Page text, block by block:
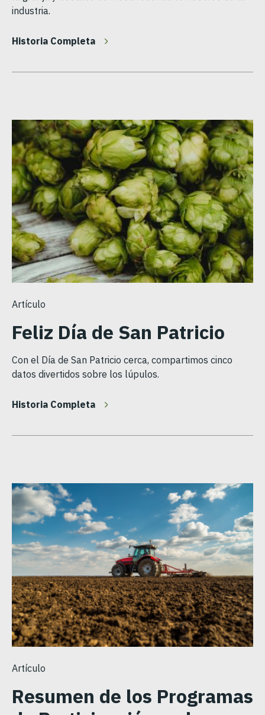
industria.
Historia Completa
Artículo
Feliz Día de San Patricio
Con el Día de San Patricio cerca, compartimos cinco
datos divertidos sobre los lúpulos.
Historia Completa
Artículo
Resumen de los Programas